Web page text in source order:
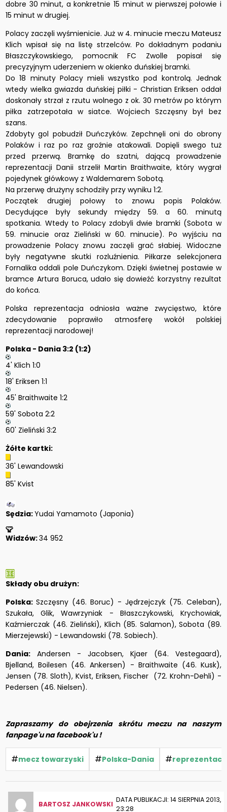
dobre 30 minut, a konkretnie 15 minut w pierwszej połowie i
15 minut w drugiej.
Polacy zaczęli wyśmienicie. Już w 4. minucie meczu Mateusz
Klich wpisał się na listę strzelców. Po dokładnym podaniu
Błaszczykowskiego, pomocnik FC Zwolle popisał się
precyzyjnym uderzeniem w okienko duńskiej bramki.
Do 18 minuty Polacy mieli wszystko pod kontrolą. Jednak
wtedy wielka gwiazda duńskiej piłki - Christian Eriksen oddał
doskonały strzał z rzutu wolnego z ok. 30 metrów po którym
piłka zatrzepotała w siatce. Wojciech Szczęsny był bez
szans.
Zdobyty gol pobudził Duńczyków. Zepchnęli oni do obrony
Polaków i raz po raz groźnie atakowali. Dopięli swego tuż
przed przerwą. Bramkę do szatni, dającą prowadzenie
reprezentacji Danii strzelił Martin Braithwaite, który wygrał
pojedynek główkowy z Waldemarem Sobotą.
Na przerwę drużyny schodziły przy wyniku 1:2.
Początek drugiej połowy to znowu popis Polaków.
Decydujące były sekundy między 59. a 60. minutą
spotkania. Wtedy to Polacy zdobyli dwie bramki (Sobota w
59. minucie oraz Zieliński w 60. minucie). Po wyjściu na
prowadzenie Polacy znowu zaczęli grać słabiej. Widoczne
były negatywne skutki rozluźnienia. Piłkarze selekcjonera
Fornalika oddali pole Duńczykom. Dzięki świetnej postawie w
bramce Artura Boruca, udało się dowieźć korzystny rezultat
do końca.
Polska reprezentacja odniosła ważne zwycięstwo, które
zdecydowanie poprawiło atmosferę wokół polskiej
reprezentacji narodowej!
Polska - Dania 3:2 (1:2)
4' Klich 1:0
18' Eriksen 1:1
45' Braithwaite 1:2
59' Sobota 2:2
60' Zieliński 3:2
Żółte kartki:
36' Lewandowski
85' Kvist
Sędzia:Yudai Yamamoto (Japonia)
Widzów:34 952
Składy obu drużyn:
Polska:Szczęsny (46. Boruc) - Jędrzejczyk (75. Celeban),
Szukała, Glik, Wawrzyniak - Błaszczykowski, Krychowiak,
Kaźmierczak (46. Zieliński), Klich (85. Salamon), Sobota (89.
Mierzejewski) - Lewandowski (78. Sobiech).
Dania: Andersen - Jacobsen, Kjaer (64. Vestegaard),
Bjelland, Boilesen (46. Ankersen) - Braithwaite (46. Kusk),
Jensen (78. Sloth), Kvist, Eriksen, Fischer (72. Krohn-Dehli) -
Pedersen (46. Nielsen).
Zapraszamy do obejrzenia skrótu meczu na naszym
fanpage'u na facebook'u !
#mecz towarzyski #Polska-Dania #
BARTOSZ JANKOWSKI
DATA PUBLIKACJI: 14 SIERPNIA 2013,
23:28